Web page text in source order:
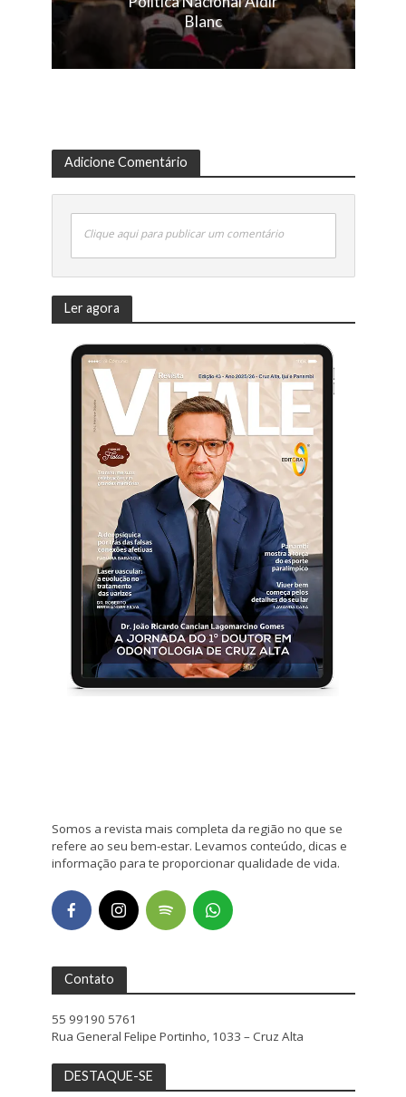
Blanc
Adicione Comentário
Clique aqui para publicar um comentário
Ler agora
Somos a revista mais completa da região no que se
refere ao seu bem-estar. Levamos conteúdo, dicas e
informação para te proporcionar qualidade de vida.
Contato
55 99190 5761
Rua General Felipe Portinho, 1033 – Cruz Alta
DESTAQUE-SE